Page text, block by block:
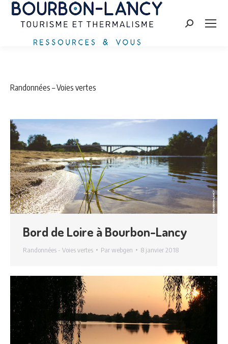
Recherche
Randonnées – Voies vertes
Bord de Loire à Bourbon-Lancy
Randonnées - Voies vertes Parwebgen 8 janvier 2018